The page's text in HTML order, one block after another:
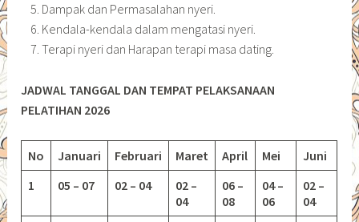
Dampak dan Permasalahan nyeri.
Kendala-kendala dalam mengatasi nyeri.
Terapi nyeri dan Harapan terapi masa dating.
JADWAL TANGGAL DAN TEMPAT PELAKSANAAN
PELATIHAN 2026
No Januari Februari Maret April Mei
Juni
1
05 – 07 02 – 04
02 –
04
06 –
08
04 –
06
02 –
04